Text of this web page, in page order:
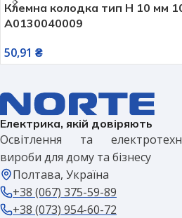
Клемна колодка тип Н 10 мм
A0130040009
50,91 ₴
Електрика, якій довіряють
Освітлення та
вироби для дому та бізнесу
Полтава, Україна
+38 (067) 375-59-89
+38 (073) 954-60-72